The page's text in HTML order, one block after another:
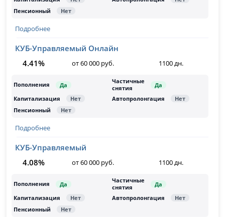
Подробнее
КУБ-Управляемый Онлайн
4.41%
от 60 000 руб. 1100 дн.
Подробнее
КУБ-Управляемый
4.08%
от 60 000 руб. 1100 дн.